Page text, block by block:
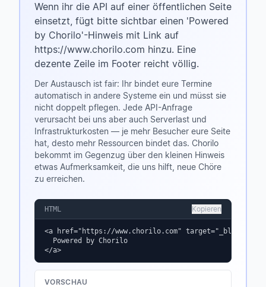
Wenn ihr die API auf einer öffentlichen Seite
einsetzt, fügt bitte sichtbar einen 'Powered
by Chorilo'-Hinweis mit Link auf
https://www.chorilo.com hinzu. Eine
dezente Zeile im Footer reicht völlig.
Der Austausch ist fair: Ihr bindet eure Termine
automatisch in andere Systeme ein und müsst sie
nicht doppelt pflegen. Jede API-Anfrage
verursacht bei uns aber auch Serverlast und
Infrastrukturkosten — je mehr Besucher eure Seite
hat, desto mehr Ressourcen bindet das. Chorilo
bekommt im Gegenzug über den kleinen Hinweis
etwas Aufmerksamkeit, die uns hilft, neue Chöre
zu erreichen.
HTML Kopieren
<a href="https://www.chorilo.com" target="_blank"
  Powered by Chorilo
</a>
VORSCHAU